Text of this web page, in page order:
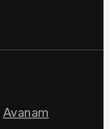
Avanam